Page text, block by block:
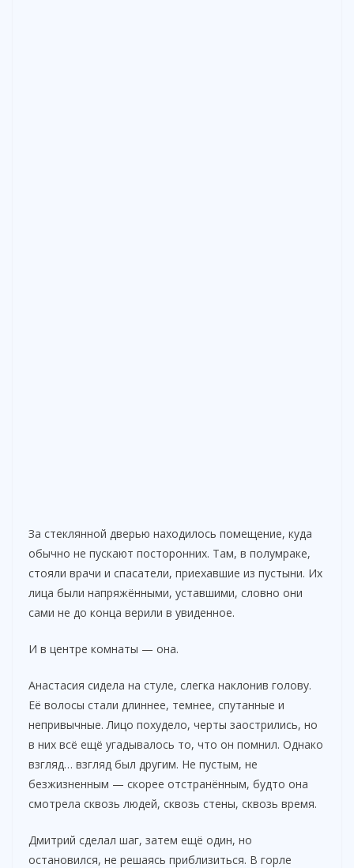
За стеклянной дверью находилось помещение, куда
обычно не пускают посторонних. Там, в полумраке,
стояли врачи и спасатели, приехавшие из пустыни. Их
лица были напряжёнными, уставшими, словно они
сами не до конца верили в увиденное.
И в центре комнаты — она.
Анастасия сидела на стуле, слегка наклонив голову.
Её волосы стали длиннее, темнее, спутанные и
непривычные. Лицо похудело, черты заострились, но
в них всё ещё угадывалось то, что он помнил. Однако
взгляд… взгляд был другим. Не пустым, не
безжизненным — скорее отстранённым, будто она
смотрела сквозь людей, сквозь стены, сквозь время.
Дмитрий сделал шаг, затем ещё один, но
остановился, не решаясь приблизиться. В горле